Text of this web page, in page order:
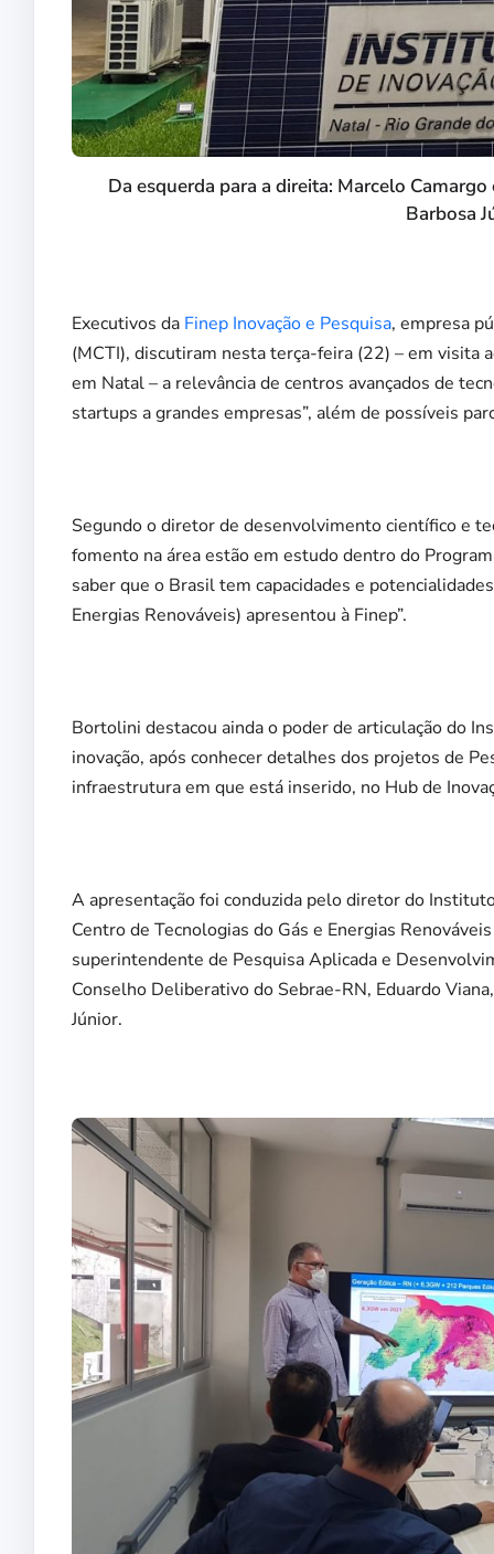
Da esquerda para a direita: Marcelo
Barbosa
Executivos da Finep Inovação e Pesquisa, empresa
(MCTI), discutiram nesta terça-feira (22) – em visita
em Natal – a relevância de centros avançados de
startups a grandes empresas”, além de possíveis
Segundo o diretor de desenvolvimento científico e
fomento na área estão em estudo dentro do
saber que o Brasil tem capacidades e
Energias Renováveis) apresentou à Finep”.
Bortolini destacou ainda o poder de articulação do
inovação, após conhecer detalhes dos projetos de
infraestrutura em que está inserido, no Hub de
A apresentação foi conduzida pelo diretor do
Centro de Tecnologias do Gás e Energias
superintendente de Pesquisa Aplicada e
Conselho Deliberativo do Sebrae-RN, Eduardo
Júnior.